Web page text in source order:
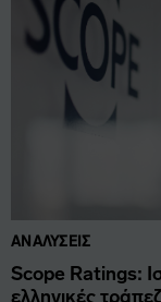
ΑΝΑΛΎΣΕΙΣ
Scope Ratings: